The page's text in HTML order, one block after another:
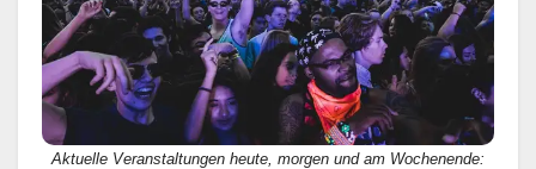
Aktuelle Veranstaltungen heute, morgen und am Wochenende: